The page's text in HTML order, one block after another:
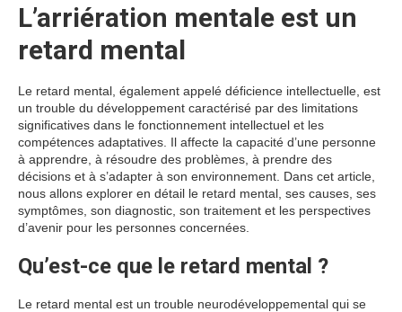
L’arriération mentale est un
retard mental
Le retard mental, également appelé déficience intellectuelle, est
un trouble du développement caractérisé par des limitations
significatives dans le fonctionnement intellectuel et les
compétences adaptatives. Il affecte la capacité d’une personne
à apprendre, à résoudre des problèmes, à prendre des
décisions et à s’adapter à son environnement. Dans cet article,
nous allons explorer en détail le retard mental, ses causes, ses
symptômes, son diagnostic, son traitement et les perspectives
d’avenir pour les personnes concernées.
Qu’est-ce que le retard mental ?
Le retard mental est un trouble neurodéveloppemental qui se